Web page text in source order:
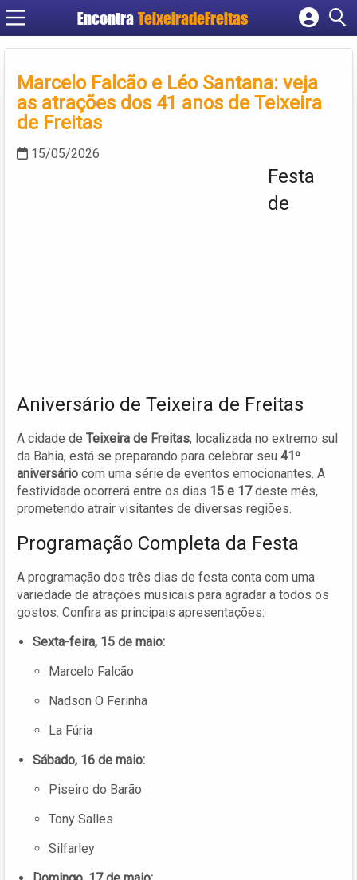
Encontra TeixeiradeFreitas
Cadastrar empresa
Criar conta
Marcelo Falcão e Léo Santana: veja
as atrações dos 41 anos de Teixeira
de Freitas
15/05/2026
Festa
de
Aniversário de Teixeira de Freitas
A cidade de Teixeira de Freitas, localizada no extremo sul
da Bahia, está se preparando para celebrar seu 41º
aniversário com uma série de eventos emocionantes. A
festividade ocorrerá entre os dias 15 e 17deste mês,
prometendo atrair visitantes de diversas regiões.
Programação Completa da Festa
A programação dos três dias de festa conta com uma
variedade de atrações musicais para agradar a todos os
gostos. Confira as principais apresentações:
Sexta-feira, 15 de maio:
Marcelo Falcão
Nadson O Ferinha
La Fúria
Sábado, 16 de maio:
Piseiro do Barão
Tony Salles
Silfarley